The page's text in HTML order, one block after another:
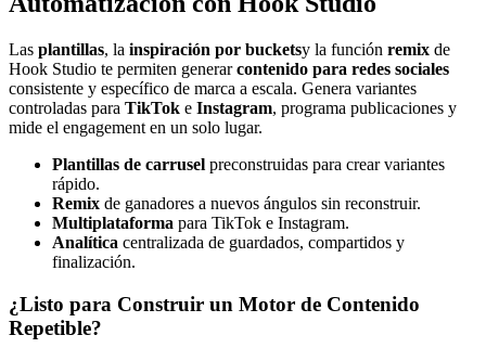
Las plantillas, la inspiración por bucketsy la función remix de
Hook Studio te permiten generarcontenido para redes sociales
consistente y específico de marca a escala. Genera variantes
controladas para TikTok e Instagram, programa publicaciones y
mide el engagement en un solo lugar.
Plantillas de carrusel preconstruidas para crear variantes
rápido.
Remix de ganadores a nuevos ángulos sin reconstruir.
Multiplataforma para TikTok e Instagram.
Analítica centralizada de guardados, compartidos y
finalización.
¿Listo para Construir un Motor de Contenido
Repetible?